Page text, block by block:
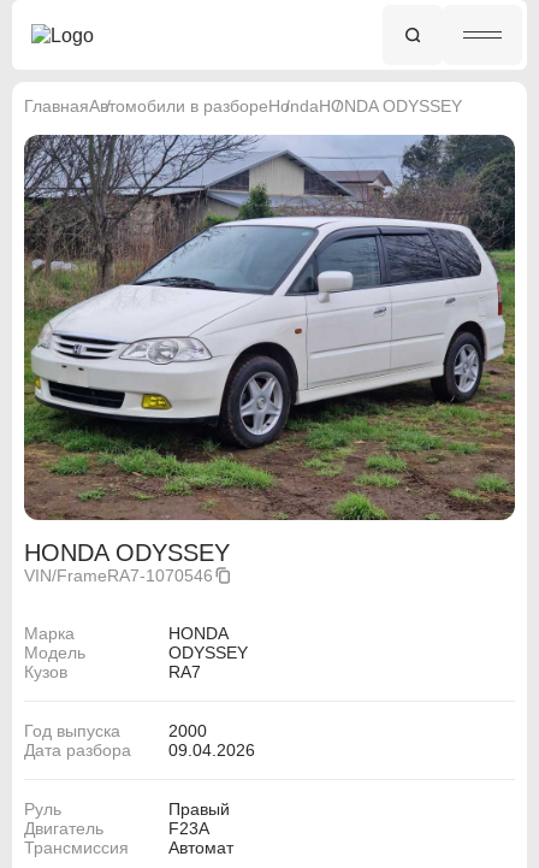
ГлавнаяАвтомобили в разбореHondaHONDA ODYSSEY
HONDA ODYSSEY
VIN/FrameRA7-1070546
Марка
HONDA
Модель
ODYSSEY
Кузов
RA7
Год выпуска
2000
Дата разбора
09.04.2026
Руль
Правый
Двигатель
F23A
Трансмиссия
Автомат